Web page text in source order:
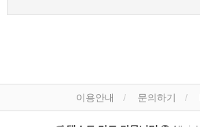
이용안내 문의하기